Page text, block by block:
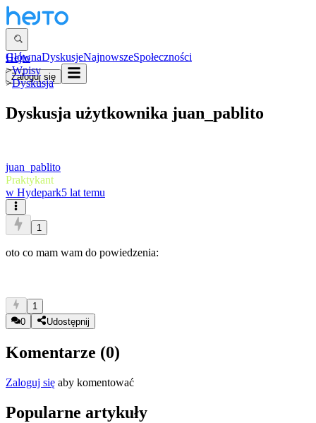
GłównaDyskusjeNajnowszeSpołeczności
Zaloguj się
Hejto
>Wpisy
>Dyskusja
Dyskusja użytkownika juan_pablito
juan_pablito
Praktykant
w Hydepark5 lat temu
1
oto co mam wam do powiedzenia: ‎‏‏‎ ‎‏‏‎ ‎‏‏‎ ‎‏‏‎ ‎‏‏‎ ‎‏‏‎ ‎‏‏‎ ‎‏‏‎ ‎‏‏‎ ‎‏‏‎ ‎‏‏‎ ‎‏‏‎ ‎‏‏‎ ‎‏‏‎ ‎‏‏‎ ‎‏‏‎ ‎‏‏‎ ‎‏‏‎ ‎‏‏‎ ‎‏‏‎ ‎‏‏‎ ‎‏‏‎ ‎‏‏‎ ‎‏‏‎ ‎‏‏‎ ‎‏‏‎ ‎‏‏‎ ‎‏‏‎ ‎‏‏‎ ‎‏‏‎ ‎‏‏‎ ‎‏‏‎ ‎‏‏‎ ‎‏‏‎ ‎‏‏‎ ‎‏‏‎ ‎‏‏‎ ‎‏‏‎ ‎‏‏‎ ‎‏‏‎ ‎‏‏‎ ‎‏‏‎ ‎‏‏‎ ‎‏‏‎ ‎‏‏‎ ‎‏‏‎ ‎‏‏‎ ‎‏‏‎ ‎‏‏‎ ‎‏‏‎ ‎‏‏‎ ‎‏‏‎ ‎‏‏‎
1
0
Udostępnij
Komentarze (0)
Zaloguj się aby komentować
Popularne artykuły